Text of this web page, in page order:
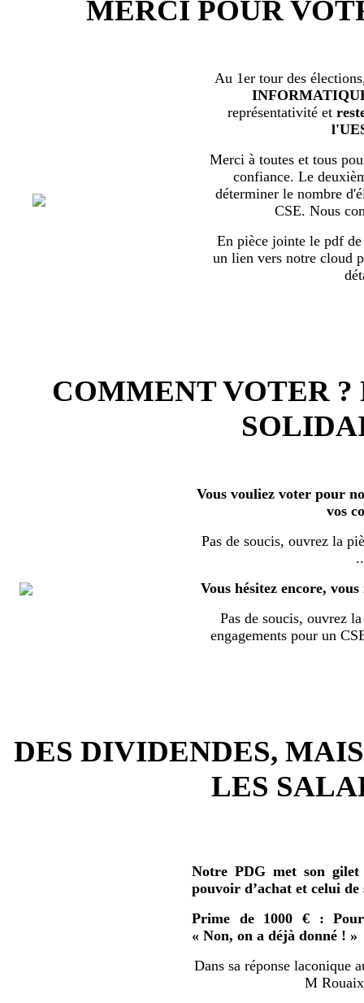
MERCI POUR
Au 1er tour des
représentativité et
Merci à toutes et tous
confiance. Le
déterminer le nombre
CSE. Nous
En pièce jointe le pdf de
un lien vers notre cloud
COMMENT VOTER ?
Vous vouliez voter pour
vos
Pas de soucis, ouvrez la
Vous hésitez encore,
Pas de soucis, ouvrez
engagements pour un
DES DIVIDENDES,
LES
Notre PDG met son
pouvoir d’achat et celui de
Prime de 1000 € :
« Non, on a déjà donné ! »
Dans sa réponse laconique
M